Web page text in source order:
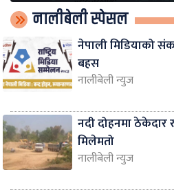
नालीबेली स्पेसल
नेपाली मिडियाको
बहस
नालीबेली न्युज
नदी दोहनमा ठेकेदार
मिलेमतो
नालीबेली न्युज